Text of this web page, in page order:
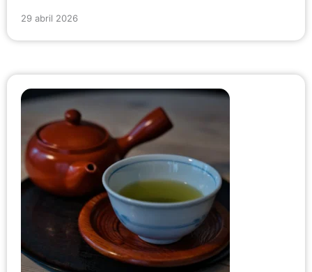
29 abril 2026